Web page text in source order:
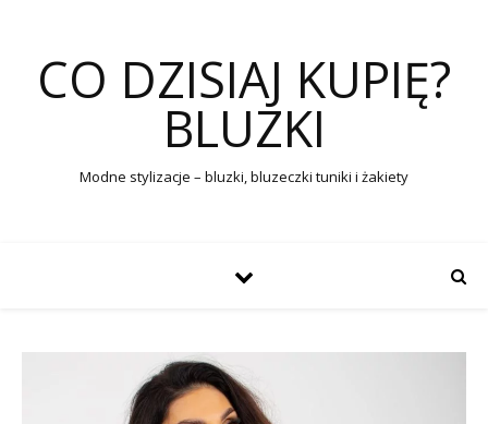
CO DZISIAJ KUPIĘ?
BLUZKI
Modne stylizacje – bluzki, bluzeczki tuniki i żakiety